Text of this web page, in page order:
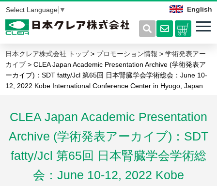
English
Select Language ▼
日本クレア株式会社 トップ> プロモーション情報 >学術発表アー
カイブ > CLEA Japan Academic Presentation Archive (学術発表ア
ーカイブ)：SDT fatty/Jcl 第65回 日本腎臓学会学術総会：June 10-
12, 2022 Kobe International Conference Center in Hyogo, Japan
CLEA Japan Academic Presentation
Archive (学術発表アーカイブ)：SDT
fatty/Jcl 第65回 日本腎臓学会学術総
会：June 10-12, 2022 Kobe